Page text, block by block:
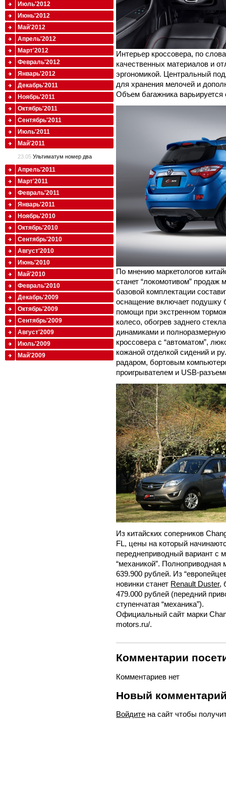
Интерьер кроссовера, по
качественных материалов и
эргономикой. Центральный
для хранения мелочей и
Объем багажника варьируется
По мнению маркетологов
станет “локомотивом” продаж
базовой комплектации
оснащение включает подушку
помощи при экстренном
колесо, обогрев заднего
динамиками и
кроссовера с “автоматом”,
кожаной отделкой сидений и
радаром, бортовым
проигрывателем и USB-
Из китайских соперников
FL, цены на который
переднеприводный вариант с
“механикой”. Полноприводная
639.900 рублей. Из
новинки станет Renault Duster,
479.000 рублей (передний
ступенчатая “механика”).
Официальный сайт марки
motors.ru/.
Комментарии
Комментариев нет
Новый
Войдите на сайт чтобы
Июль'2012
Июнь'2012
Май'2012
Апрель'2012
Март'2012
Февраль'2012
Январь'2012
Декабрь'2011
Ноябрь'2011
Октябрь'2011
Сентябрь'2011
Июль'2011
Май'2011
23.05 Ультиматум номер два
Апрель'2011
Март'2011
Февраль'2011
Январь'2011
Ноябрь'2010
Октябрь'2010
Сентябрь'2010
Август'2010
Июнь'2010
Май'2010
Февраль'2010
Декабрь'2009
Октябрь'2009
Сентябрь'2009
Август'2009
Июль'2009
Май'2009